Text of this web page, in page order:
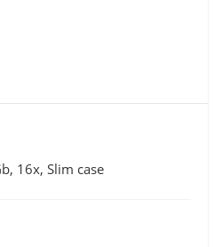
16x, Slim case